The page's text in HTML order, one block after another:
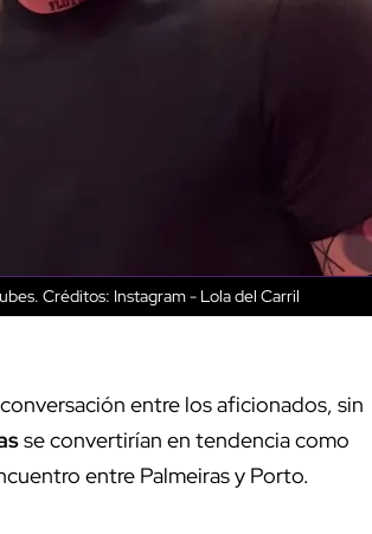
Créditos: Instagram - Lola del Carril
entre los aficionados, sin
se convertirían en tendencia como
entre Palmeiras y Porto.